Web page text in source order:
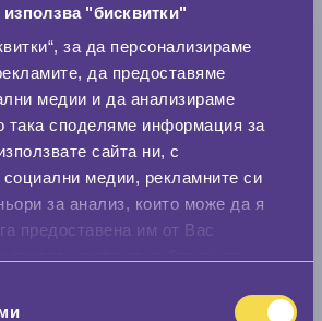
"бисквитки"
за да персонализираме
да предоставяме
медии и да анализираме
споделяме информация за
сайта ни, с
социални медии, рекламните си
за анализ, които може да я
предоставена им от Вас
Покажи гуми